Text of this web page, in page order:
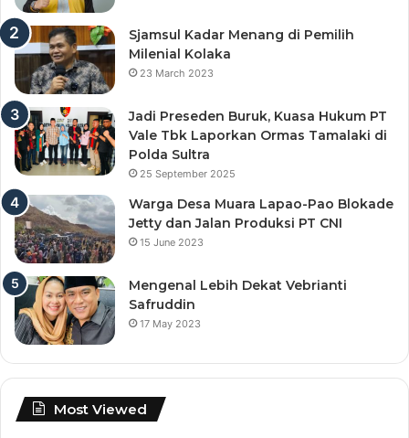
Sjamsul Kadar Menang di Pemilih
Milenial Kolaka
23 March 2023
Jadi Preseden Buruk, Kuasa Hukum PT
Vale Tbk Laporkan Ormas Tamalaki di
Polda Sultra
25 September 2025
Warga Desa Muara Lapao-Pao Blokade
Jetty dan Jalan Produksi PT CNI
15 June 2023
Mengenal Lebih Dekat Vebrianti
Safruddin
17 May 2023
Most Viewed